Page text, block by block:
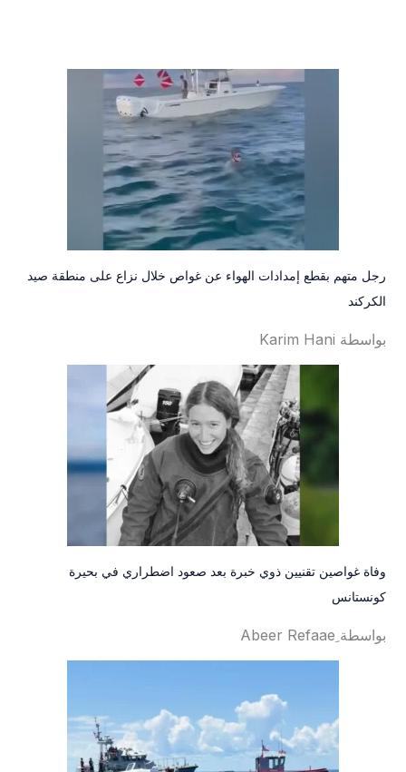
رجل متهم بقطع إمدادات الهواء عن غواص خلال نزاع على منطقة صيد
الكركند
بواسطة Karim Hani
وفاة غواصين تقنيين ذوي خبرة بعد صعود اضطراري في بحيرة
كونستانس
بواسطة ِAbeer Refaae